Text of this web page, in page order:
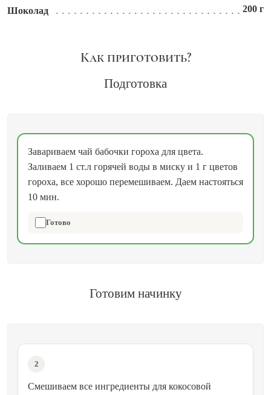
Шоколад 200 г
Как приготовить?
Подготовка
Завариваем чай бабочки гороха для цвета.
Заливаем 1 ст.л горячей воды в миску и 1 г цветов
гороха, все хорошо перемешиваем. Даем настояться
10 мин.
Готово
Готовим начинку
2
Смешиваем все ингредиенты для кокосовой